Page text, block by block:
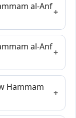
al-Anf
al-Anf
Hammam